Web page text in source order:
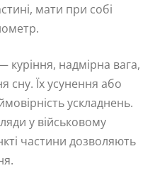
мати при собі
куріння, надмірна вага,
сну. Їх усунення або
ускладнень.
у військовому
частини дозволяють